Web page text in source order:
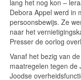
lang het nog kon –
Debora Appel werd in
persoonsbewijs. Ze
naar het
Presser de oorlog
Vanaf het bezig van
maatregelen tegen de
Joodse